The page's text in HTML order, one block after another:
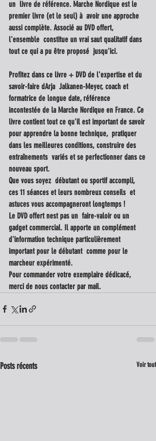
un  livre de référence. Marche Nordique est le
premier livre (et le seul) à  avoir une approche
aussi complète. Associé au DVD offert,
l'ensemble  constitue un vrai saut qualitatif dans
tout ce qui a pu être proposé  jusqu'ici.
Profitez dans ce livre + DVD de l'expertise et du
savoir-faire dArja  Jalkanen-Meyer, coach et
formatrice de longue date, référence
incontestée de la Marche Nordique en France. Ce
livre contient tout ce qu'il est important de savoir
pour apprendre la bonne technique,  pratiquer
dans les meilleures conditions, construire des
entraînements  variés et se perfectionner dans ce
nouveau sport.
Que vous soyez  débutant ou sportif accompli,
ces 11 séances et leurs nombreux conseils  et
astuces vous accompagneront longtemps !
Le DVD offert nest pas un  faire-valoir ou un
gadget commercial. Il apporte un complément
d'information technique particulièrement
important pour le débutant  comme pour le
marcheur expérimenté.
Pour commander votre exemplaire dédicacé,
merci de nous contacter par mail.
Posts récents Voir tout